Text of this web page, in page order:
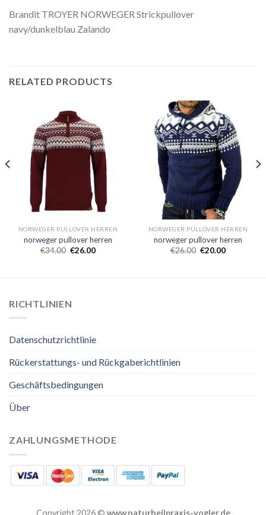
Brandit TROYER NORWEGER Strickpullover
navy/dunkelblau Zalando
RELATED PRODUCTS
NORWEGER PULLOVER HERREN
norweger pullover herren
€34.00 €26.00
NORWEGER PULLOVER HERREN
norweger pullover herren
€26.00 €20.00
RICHTLINIEN
Datenschutzrichtlinie
Rückerstattungs- und Rückgaberichtlinien
Geschäftsbedingungen
Über
ZAHLUNGSMETHODE
Copyright 2026 © www.naturheilpraxis-vogler.de